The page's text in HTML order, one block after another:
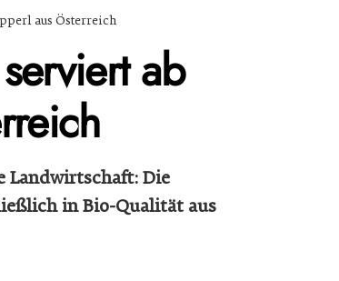
aus Österreich
ab
Landwirtschaft: Die
in Bio-Qualität aus